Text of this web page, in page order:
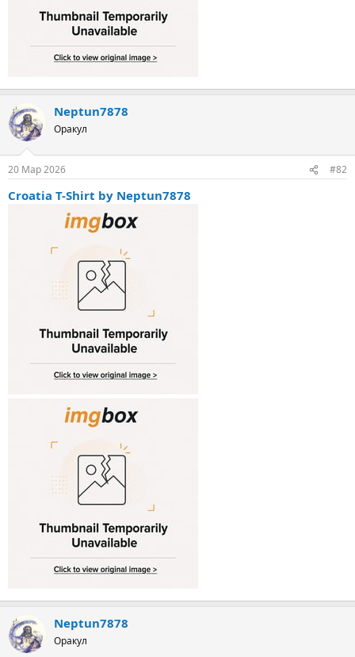
Neptun7878
Оракул
20 Мар 2026 #82
Croatia T-Shirt by Neptun7878
Neptun7878
Оракул